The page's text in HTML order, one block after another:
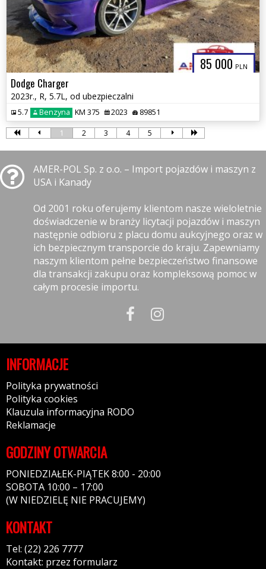
85 000 PLN
Dodge Charger
2023r., R, 5.7L, od ubezpieczalni
5.7 Benzyna KM 375 2023 89851
1 2 3 4 5
AMER-POL Sp. z o.o. – Import pojazdów i maszyn z
USA i Kanady
Od 2001 roku oferujemy klientom nasze wieloletnie
doświadczenie w branży licytacji pojazdów i maszyn
następnie odbioru z placu domu aukcyjnego oraz w
ich bezpiecznym transporcie do kraju. Zapewniamy
naszym klientom pełne bezpieczeństwo finansowe
dla transakcji zakupu oraz kompleksową pomoc w
całym procesie importu.
INFORMACJE
Polityka prywatności
Polityka cookies
Klauzula informacyjna RODO
Reklamacje
GODZINY OTWARCIA
PONIEDZIAŁEK-PIĄTEK 8:00 - 20:00
SOBOTA 10:00 – 17:00
(W NIEDZIELĘ NIE PRACUJEMY)
KONTAKT
Tel: (22) 226 7777
Kontakt: przez formularz